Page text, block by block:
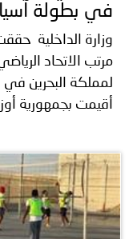
في بطولة آسيا
وزارة الداخلية
مرتب الاتحاد الرياضي
أقيمت بجمهورية